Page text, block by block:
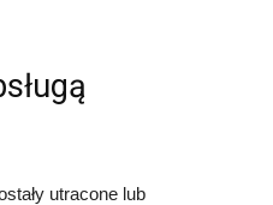
utracone lub